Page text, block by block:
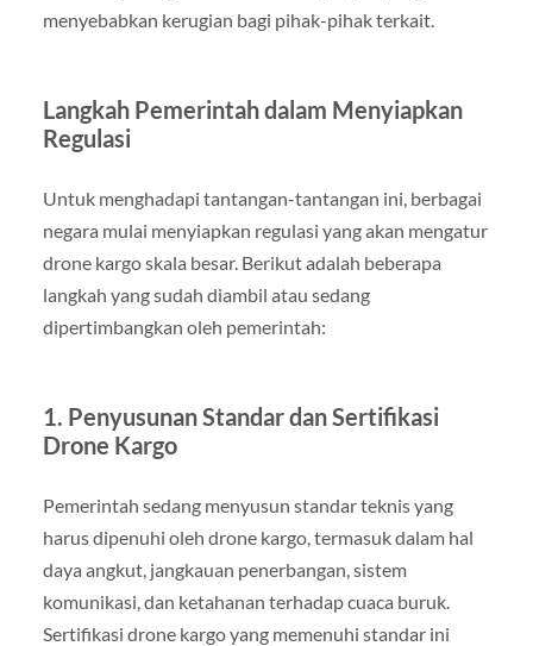
menyebabkan kerugian bagi pihak-pihak terkait.
Langkah Pemerintah dalam Menyiapkan
Regulasi
Untuk menghadapi tantangan-tantangan ini, berbagai
negara mulai menyiapkan regulasi yang akan mengatur
drone kargo skala besar. Berikut adalah beberapa
langkah yang sudah diambil atau sedang
dipertimbangkan oleh pemerintah:
1. Penyusunan Standar dan Sertifikasi
Drone Kargo
Pemerintah sedang menyusun standar teknis yang
harus dipenuhi oleh drone kargo, termasuk dalam hal
daya angkut, jangkauan penerbangan, sistem
komunikasi, dan ketahanan terhadap cuaca buruk.
Sertifikasi drone kargo yang memenuhi standar ini